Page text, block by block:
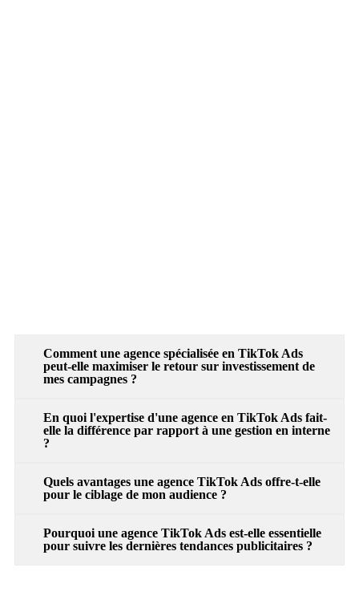
Comment une agence spécialisée en TikTok Ads
peut-elle maximiser le retour sur investissement de
mes campagnes ?
En quoi l'expertise d'une agence en TikTok Ads fait-
elle la différence par rapport à une gestion en interne
?
Quels avantages une agence TikTok Ads offre-t-elle
pour le ciblage de mon audience ?
Pourquoi une agence TikTok Ads est-elle essentielle
pour suivre les dernières tendances publicitaires ?